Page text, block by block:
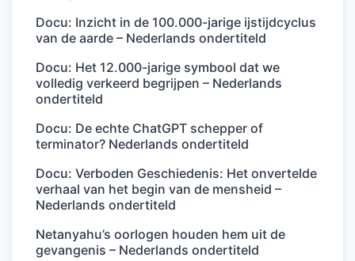
Docu: Inzicht in de 100.000-jarige ijstijdcyclus
van de aarde – Nederlands ondertiteld
Docu: Het 12.000-jarige symbool dat we
volledig verkeerd begrijpen – Nederlands
ondertiteld
Docu: De echte ChatGPT schepper of
terminator? Nederlands ondertiteld
Docu: Verboden Geschiedenis: Het onvertelde
verhaal van het begin van de mensheid –
Nederlands ondertiteld
Netanyahu’s oorlogen houden hem uit de
gevangenis – Nederlands ondertiteld